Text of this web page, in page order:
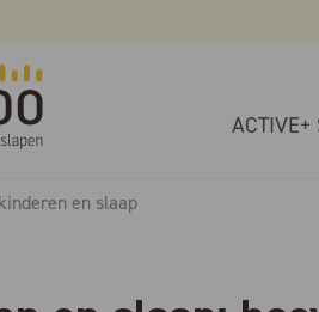
kinderen en slaap